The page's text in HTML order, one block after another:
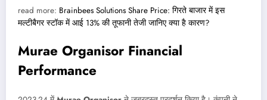
read more: Brainbees Solutions Share Price: गिरते बाजार में इस
मल्टीबैगर स्टॉक में आई 13% की तूफानी तेजी जानिए क्या है कारण?
Murae Organisor Financial
Performance